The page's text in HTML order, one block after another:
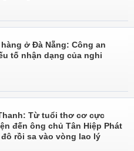
ở Đà Nẵng: Công an
tố nhận dạng của nghi
Từ tuổi thơ cơ cực
đến ông chủ Tân Hiệp Phát
rồi sa vào vòng lao lý